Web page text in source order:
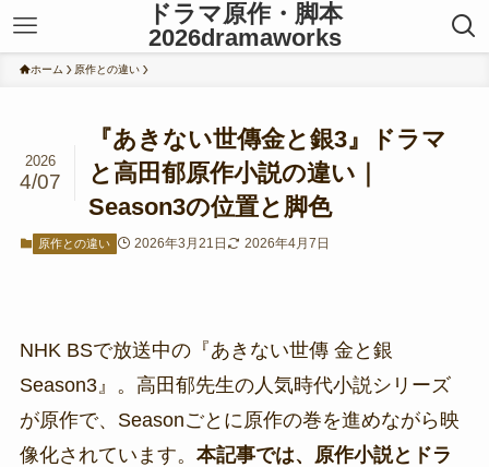
ドラマ原作・脚本
2026dramaworks
ホーム 原作との違い
『あきない世傳金と銀3』ドラマ
と高田郁原作小説の違い｜
Season3の位置と脚色
2026
4/07
原作との違い 2026年3月21日 2026年4月7日
NHK BSで放送中の『あきない世傳 金と銀
Season3』。高田郁先生の人気時代小説シリーズ
が原作で、Seasonごとに原作の巻を進めながら映
像化されています。 本記事では、原作小説とドラ